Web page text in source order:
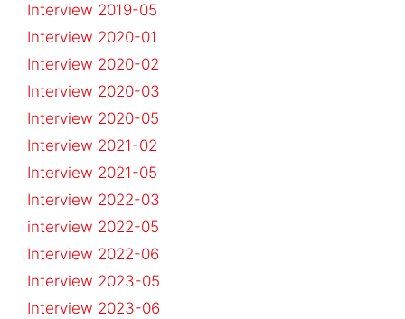
Interview 2019-05
Interview 2020-01
Interview 2020-02
Interview 2020-03
Interview 2020-05
Interview 2021-02
Interview 2021-05
Interview 2022-03
interview 2022-05
Interview 2022-06
Interview 2023-05
Interview 2023-06